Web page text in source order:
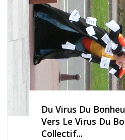
Du Virus Du
Vers Le Virus Du
Collectif...